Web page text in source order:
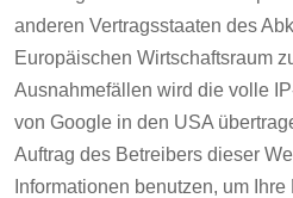
anderen Vertragsstaaten des
Europäischen Wirtschaftsraum
Ausnahmefällen wird die volle
von Google in den USA
Auftrag des Betreibers dieser
Informationen benutzen, um